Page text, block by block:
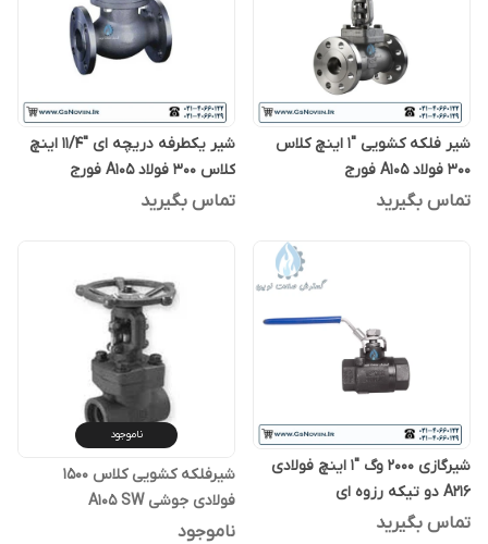
شیر فلکه کشویی "1 اینچ کلاس
300 فولاد A105 فورج
تماس بگیرید
شیر یکطرفه دریچه ای "11/4 اینچ
کلاس 300 فولاد A105 فورج
تماس بگیرید
شیرگازی 2000 وگ "1 اینچ فولادی
A216 دو تیکه رزوه ای
تماس بگیرید
ناموجود
شیرفلکه کشویی کلاس ۱۵۰۰
فولادی جوشی A105 SW
ناموجود